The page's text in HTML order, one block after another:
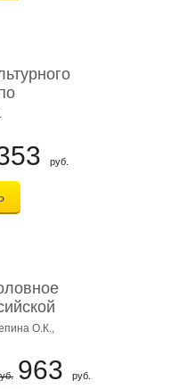
п ...
руб.
� ...
О.К.,
963 руб.